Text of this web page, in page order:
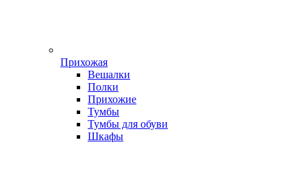
Прихожая
Вешалки
Полки
Прихожие
Тумбы
Тумбы для обуви
Шкафы